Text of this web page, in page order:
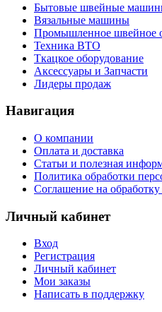
Бытовые швейные
Вязальные машины
Промышленное швейное
Техника ВТО
Ткацкое оборудование
Аксессуары и Запчасти
Лидеры продаж
Навигация
О компании
Оплата и доставка
Статьи и полезная
Политика обработки
Соглашение на
Личный кабинет
Вход
Регистрация
Личный кабинет
Мои заказы
Написать в поддержку